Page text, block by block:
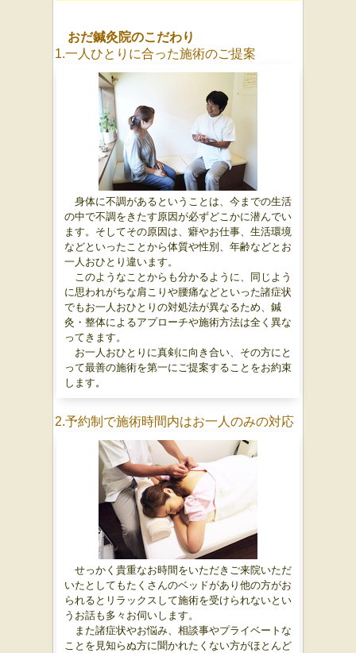
おだ鍼灸院のこだわり
1.一人ひとりに合った施術のご提案
身体に不調があるということは、今までの生活
の中で不調をきたす原因が必ずどこかに潜んでい
ます。そしてその原因は、癖やお仕事、生活環境
などといったことから体質や性別、年齢などとお
一人おひとり違います。
このようなことからも分かるように、同じよう
に思われがちな肩こりや腰痛などといった諸症状
でもお一人おひとりの対処法が異なるため、鍼
灸・整体によるアプローチや施術方法は全く異な
ってきます。
お一人おひとりに真剣に向き合い、 その方にと
って最善の施術を第一にご提案することをお約束
します。
2.予約制で施術時間内はお一人のみの対応
せっかく貴重なお時間をいただきご来院いただ
いたとしてもたくさんのベッドがあり他の方がお
られるとリラックスして施術を受けられないとい
うお話も多々お伺いします。
また諸症状やお悩み、相談事やプライベートな
ことを見知らぬ方に聞かれたくない方がほとんど